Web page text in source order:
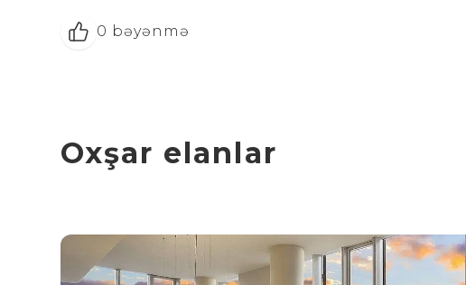
0 bəyənmə
Oxşar elanlar